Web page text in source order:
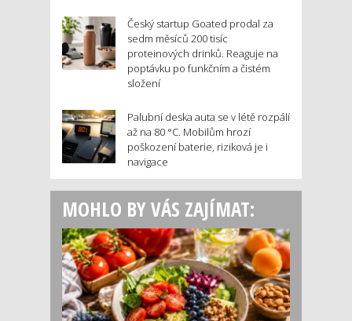
Český startup Goated prodal za
sedm měsíců 200 tisíc
proteinových drinků. Reaguje na
poptávku po funkčním a čistém
složení
Palubní deska auta se v létě rozpálí
až na 80 °C. Mobilům hrozí
poškození baterie, riziková je i
navigace
MOHLO BY VÁS ZAJÍMAT: